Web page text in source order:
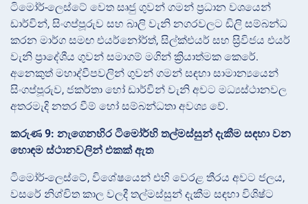
ටිමෝර්-ලෙස්ටේ වෙත සෘජු ගුවන් ගමන් ප්‍රධාන වශයෙන්
ඩාර්වින්, සිංගප්පූරුව සහ බාලි වැනි නගරවලට ඩිලි සම්බන්ධ
කරන මාර්ග සමඟ එයර්නෝර්ත්, සිල්ක්එයර් සහ ස්‍රිවිජය එයර්
වැනි ප්‍රාදේශීය ගුවන් සමාගම් මගින් ක්‍රියාත්මක කෙරේ.
අනෙකුත් මහාද්වීපවලින් ගුවන් ගමන් සඳහා සාමාන්‍යයෙන්
සිංගප්පූරුව, ජකර්තා හෝ ඩාර්වින් වැනි අවට මධ්‍යස්ථානවල
අතරමැදි නතර වීම් හෝ සම්බන්ධතා අවශ්‍ය වේ.
කරුණ 9: නැගෙනහිර ටිමෝර්හි තල්මස්සුන් දැකීම සඳහා වන
හොඳම ස්ථානවලින් එකක් ඇත
ටිමෝර්-ලෙස්ටේ, විශේෂයෙන් එහි වෙරළ තීරය අවට ජලය,
වසරේ නිශ්චිත කාල වලදී තල්මස්සුන් දැකීම සඳහා විශිෂ්ට